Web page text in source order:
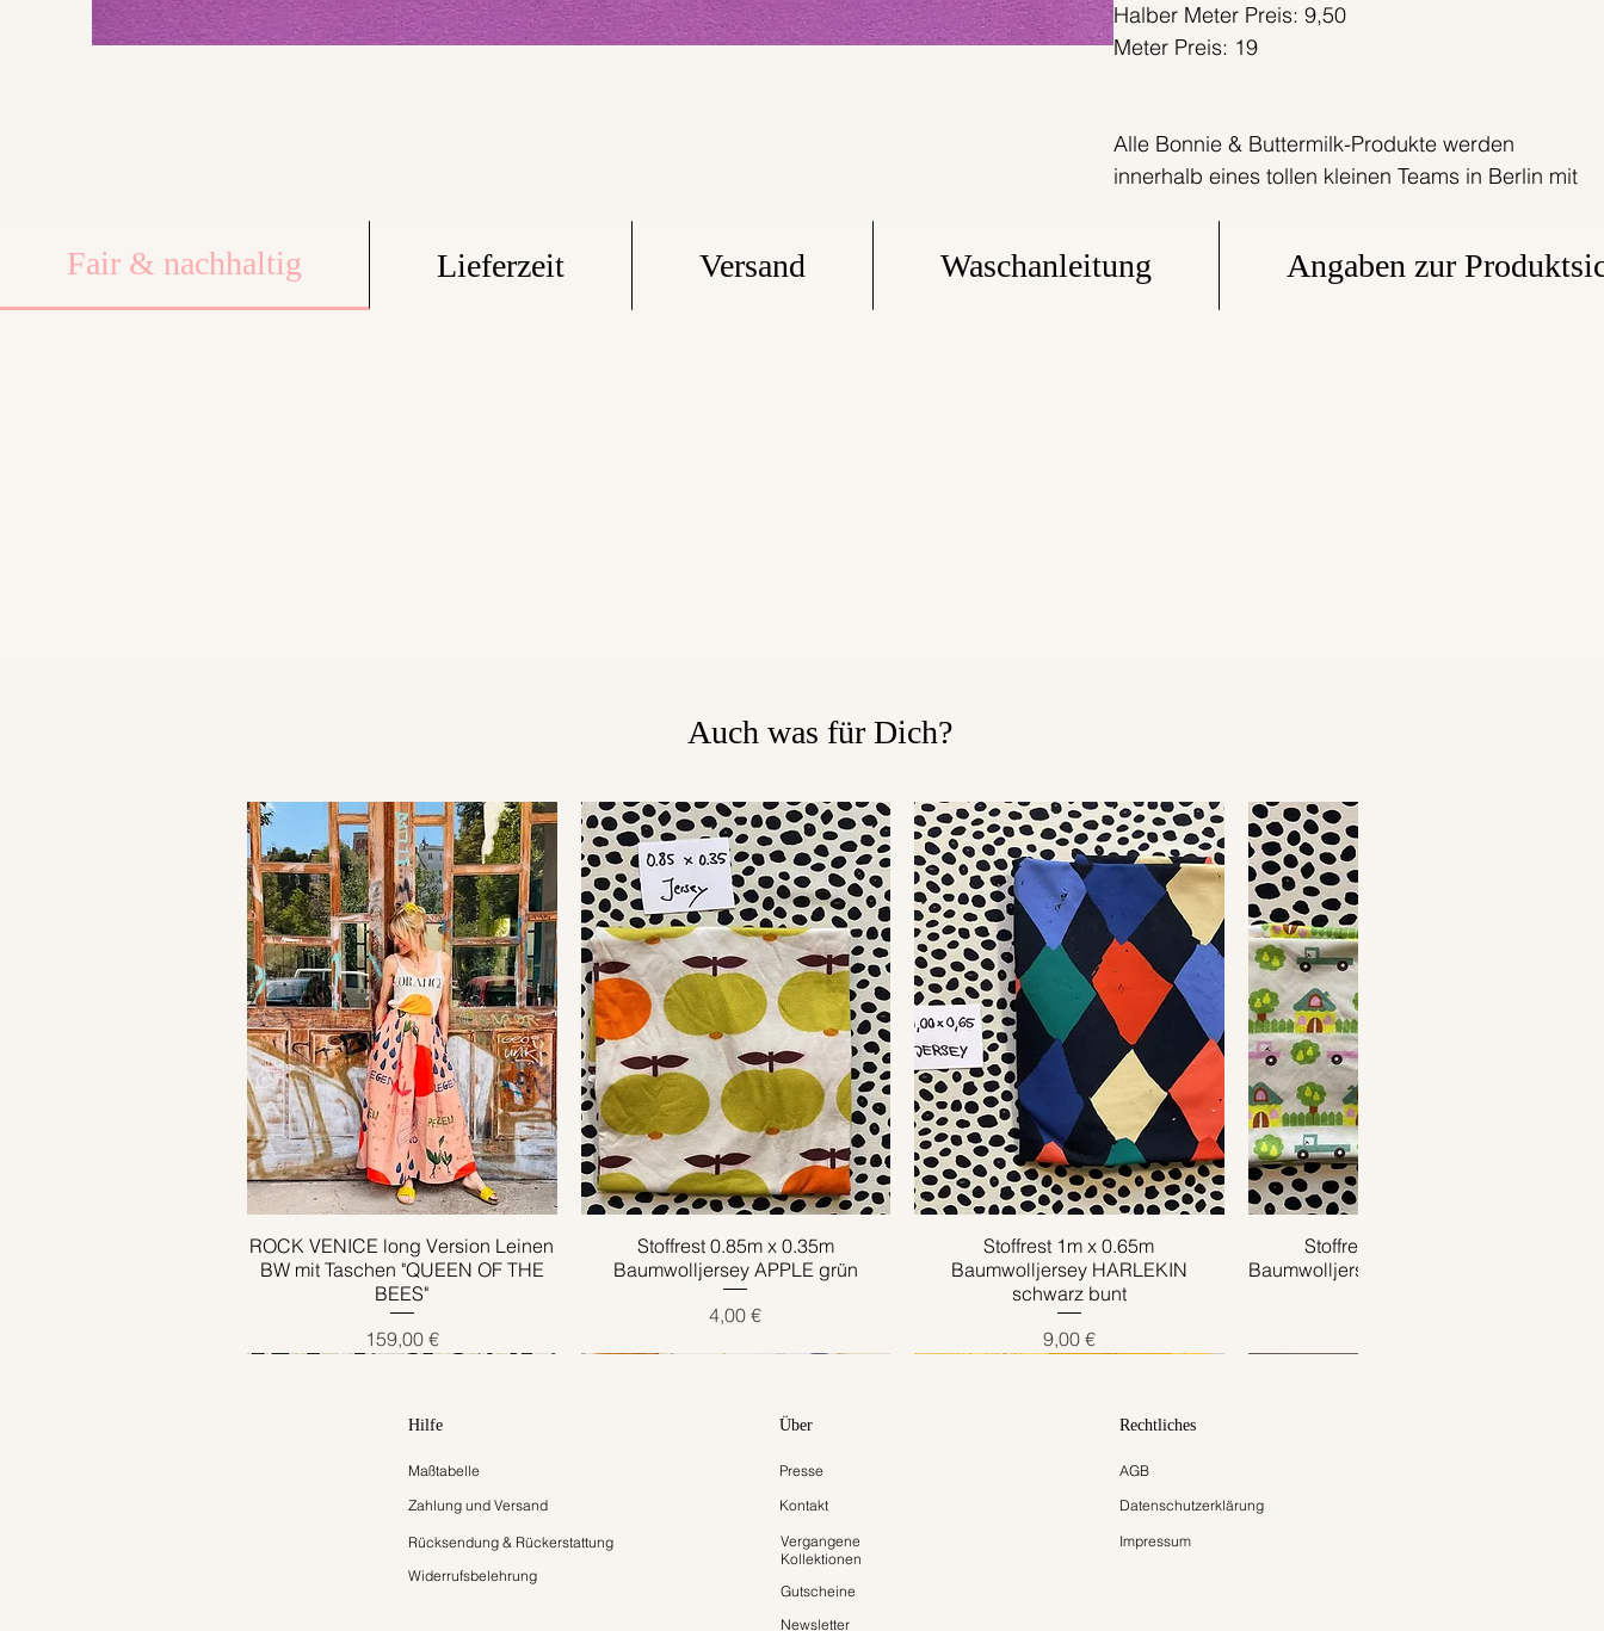
Halber Meter Preis: 9,50
Meter Preis: 19
Alle Bonnie & Buttermilk-Produkte werden
innerhalb eines tollen kleinen Teams in Berlin mit
zählen zu unseren Standards. Die Stoffe werden
von uns selbst entworfen und in Deutschland
Fair & nachhaltig Lieferzeit Versand Waschanleitung Angaben zur
Auch was für Dich?
Schnellansicht
ROCK VENICE long Version Leinen
BW mit Taschen "QUEEN OF THE
BEES"
Preis
159,00 €
Schnellansicht
Stoffrest 0.85m x 0.35m
Baumwolljersey APPLE grün
Preis
4,00 €
Schnellansicht
Stoffrest 1m x 0.65m
Baumwolljersey HARLEKIN
schwarz bunt
Preis
9,00 €
Schnellansicht
Stoffrest 0.40m x 0.75m
Baumwolljersey TRUCK creme grün
Hilfe
Maßtabelle
Zahlung und Versand
Rücksendung & Rückerstattung
Widerrufsbelehrung
Über
Presse
Kontakt
Vergangene
Kollektionen
Gutscheine
Rechtliches
AGB
Datenschutzerklärung
Impressum
Newsletter